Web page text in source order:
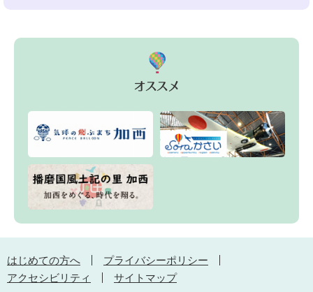
はじめての方へ
プライバシーポリシー
アクセシビリティ
サイトマップ